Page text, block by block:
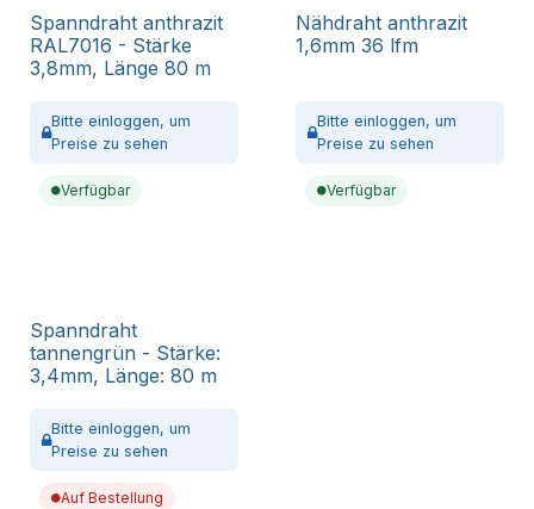
Spanndraht anthrazit
RAL7016 - Stärke
3,8mm, Länge 80 m
Bitte einloggen, um
Preise zu sehen
Verfügbar
Nähdraht anthrazit
1,6mm 36 lfm
Bitte einloggen, um
Preise zu sehen
Verfügbar
Spanndraht
tannengrün - Stärke:
3,4mm, Länge: 80 m
Bitte einloggen, um
Preise zu sehen
Auf Bestellung